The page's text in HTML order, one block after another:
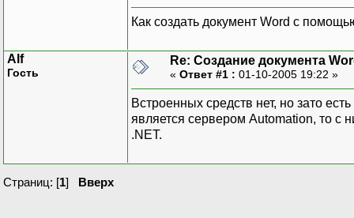
Как создать документ Word с
Alf
Гость
Re: Создание документа
« Ответ #1 : 01-10-2005 19:22 »
Встроенных средств нет, но зато
является сервером Automation, то с
.NET.
Страниц: [1] Вверх